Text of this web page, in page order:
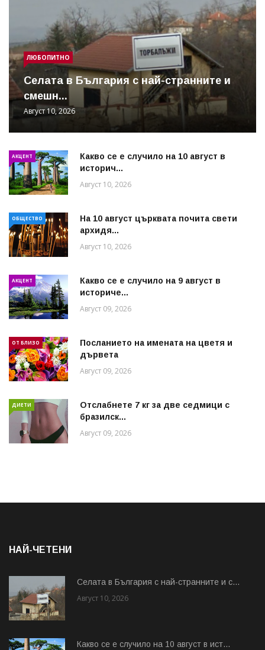
ЛЮБОПИТНО
Cелата в България с най-странните и
смешн...
Август 10, 2026
АКЦЕНТ
Какво се е случило на 10 август в
историч...
Август 10, 2026
ОБЩЕСТВО
На 10 август църквата почита свети
архидя...
Август 10, 2026
АКЦЕНТ
Какво се е случило на 9 август в
историче...
Август 09, 2026
ОТ БЛИЗО
Посланието на имената на цветя и
дървета
Август 09, 2026
ДИЕТИ
Отслабнете 7 кг за две седмици с
бразилск...
Август 09, 2026
НАЙ-ЧЕТЕНИ
Cелата в България с най-странните и с...
Август 10, 2026
Какво се е случило на 10 август в ист...